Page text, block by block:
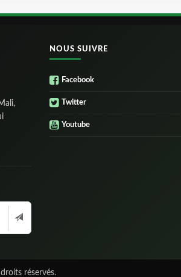
NOUS SUIVRE
Facebook
Twitter
Youtube
réservés.